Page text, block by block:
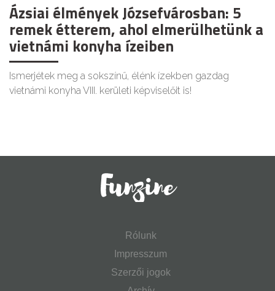
Ázsiai élmények Józsefvárosban: 5
remek étterem, ahol elmerülhetünk a
vietnámi konyha ízeiben
Ismerjétek meg a sokszínű, élénk ízekben gazdag
vietnámi konyha VIII. kerületi képviselőit is!
Rólunk
Impresszum
Szerzői jogok